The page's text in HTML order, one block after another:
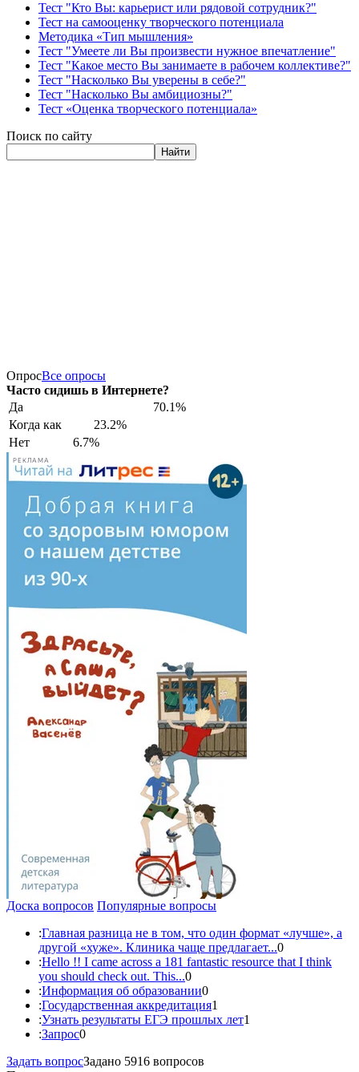
Тест "Кто Вы: карьерист или рядовой сотрудник?"
Тест на самооценку творческого потенциала
Методика «Тип мышления»
Тест "Умеете ли Вы произвести нужное впечатление"
Тест "Какое место Вы занимаете в рабочем коллективе?"
Тест "Насколько Вы уверены в себе?"
Тест "Насколько Вы амбициозны?"
Тест «Оценка творческого потенциала»
Поиск по сайту
Найти
ОпросВсе опросы
Часто сидишь в Интернете?
Да
70.1%
Когда как
23.2%
Нет
6.7%
РЕКЛАМА
Доска вопросов Популярные вопросы
:Главная разница не в том, что один формат «лучше», а
другой «хуже». Клиника чаще предлагает...0
:Hello !! I came across a 181 fantastic resource that I think
you should check out. This...0
:Информация об образовании0
:Государственная аккредитация1
:Узнать результаты ЕГЭ прошлых лет1
:Запрос0
Задать вопросЗадано 5916 вопросов